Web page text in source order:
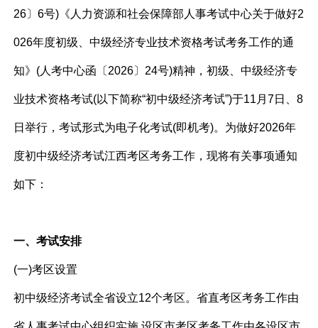
26〕6号)《人力资源和社会保障部人事考试中心关于做好2
026年度初级、中级经济专业技术资格考试考务工作的通
知》(人考中心函〔2026〕24号)精神，初级、中级经济专
业技术资格考试(以下简称“初中级经济考试”)于11月7日、8
日举行，考试形式为电子化考试(即机考)。为做好2026年
度初中级经济考试江西考区考务工作，现将有关事项通知
如下：
一、考试安排
(一)考区设置
初中级经济考试全省设立12个考区。省直考区考务工作由